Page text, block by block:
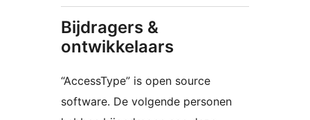
Bijdragers &
ontwikkelaars
“AccessType” is open source
software. De volgende personen